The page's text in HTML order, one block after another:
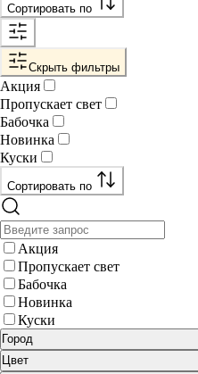
Сортировать по
Скрыть фильтры
Акция
Пропускает свет
Бабочка
Новинка
Куски
Сортировать по
Акция
Пропускает свет
Бабочка
Новинка
Куски
Город
Цвет